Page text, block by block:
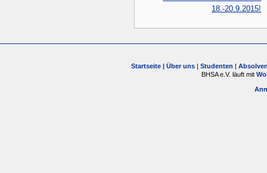
18.-20.9.2015!
Startseite | Über uns| Studenten
BHSA e.V. läuft mit